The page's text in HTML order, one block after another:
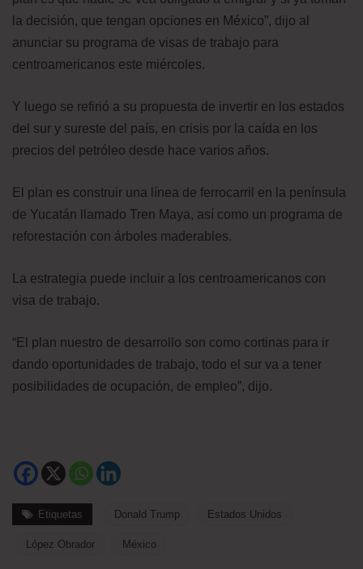
la decisión, que tengan opciones en México”, dijo al
anunciar su programa de visas de trabajo para
centroamericanos este miércoles.
Y luego se refirió a su propuesta de invertir en los estados
del sur y sureste del país, en crisis por la caída en los
precios del petróleo desde hace varios años.
El plan es construir una línea de ferrocarril en la península
de Yucatán llamado Tren Maya, así como un programa de
reforestación con árboles maderables.
La estrategia puede incluir a los centroamericanos con
visa de trabajo.
“El plan nuestro de desarrollo son como cortinas para ir
dando oportunidades de trabajo, todo el sur va a tener
posibilidades de ocupación, de empleo”, dijo.
Etiquetas Donald Trump Estados Unidos
López Obrador México